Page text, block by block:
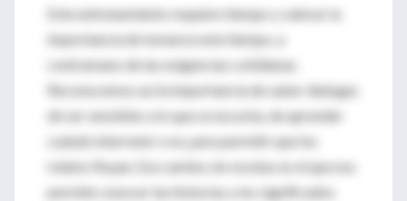
Este entrenamiento requiere tiempo y valorar la
importancia de tomarse este tiempo, a
contramano de las exigencias cotidianas.
Reconocemos así la importancia de saber dialogar,
de ser sensibles a lo que se escucha, de aprender
cuándo intervenir o no, para permitir que los
relatos fluyan. Ese camino sin recetas es el que nos
permite conocer las historias y los significados